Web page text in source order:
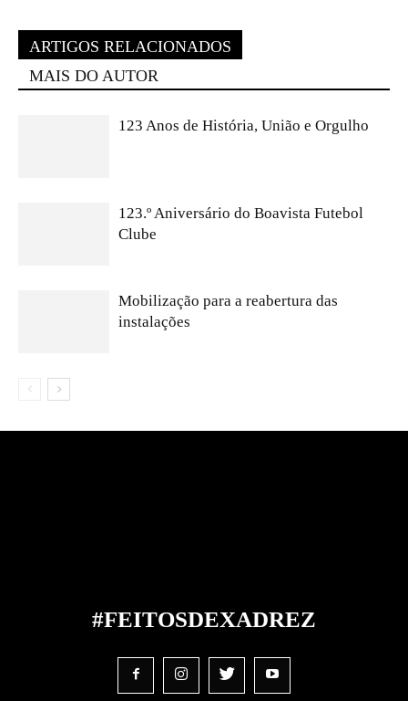
ARTIGOS RELACIONADOS
MAIS DO AUTOR
123 Anos de História, União e Orgulho
123.º Aniversário do Boavista Futebol
Clube
Mobilização para a reabertura das
instalações
#FEITOSDEXADREZ